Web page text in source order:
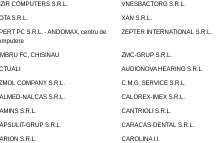
COMPUTERS S.R.L.
VNESBACTORG S.R.L.
S.R.L.
XAN S.R.L.
PC S.R.L. - ANDOMAX, centru de
ZEPTER INTERNATIONAL S.R.L.
FC, CHISINAU
ZMC-GRUP S.R.L.
AUDIONOVA HEARING S.R.L.
COMPANY S.R.L.
C.M.G. SERVICE S.R.L.
NALCAS S.R.L.
CALOREX-IMEX S.R.L.
S.R.L.
CANTRIOLI S.R.L.
GRUP S.R.L.
CARACAS-DENTAL S.R.L.
S.R.L.
CAROLINA I.I.